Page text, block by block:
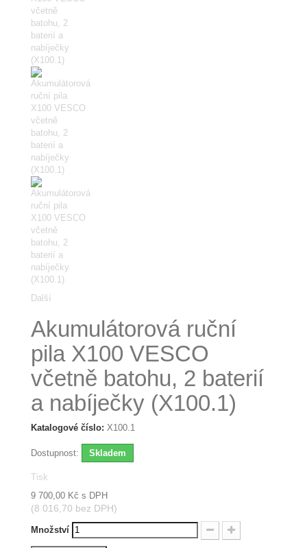
Další
Akumulátorová ruční
pila X100 VESCO
včetně batohu, 2 baterií
a nabíječky (X100.1)
Katalogové číslo: X100.1
Dostupnost: Skladem
Tisk
9 700,00 Kč s DPH
(8 016,70 bez DPH)
Množství